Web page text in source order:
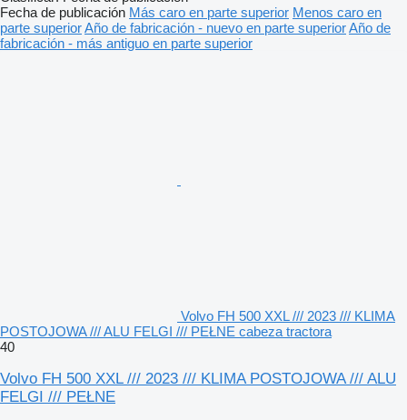
Fecha de publicación Más caro en parte superior Menos caro en
parte superiorAño de fabricación - nuevo en parte superiorAño de
fabricación - más antiguo en parte superior
Volvo FH 500 XXL /// 2023 /// KLIMA
POSTOJOWA /// ALU FELGI /// PEŁNE cabeza tractora
40
Volvo FH 500 XXL /// 2023 /// KLIMA POSTOJOWA /// ALU
FELGI /// PEŁNE